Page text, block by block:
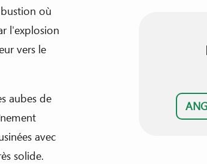
où
l'explosion
vers le
aubes de
avec
solide.